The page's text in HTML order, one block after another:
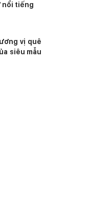
nổi tiếng
vị quê
siêu mẫu